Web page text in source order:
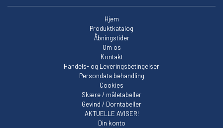
Hjem
Produktkatalog
Åbningstider
Om os
Kontakt
Handels- og Leveringsbetingelser
Persondata behandling
Cookies
Skære / måletabeller
Gevind / Dorntabeller
AKTUELLE AVISER!
Din konto